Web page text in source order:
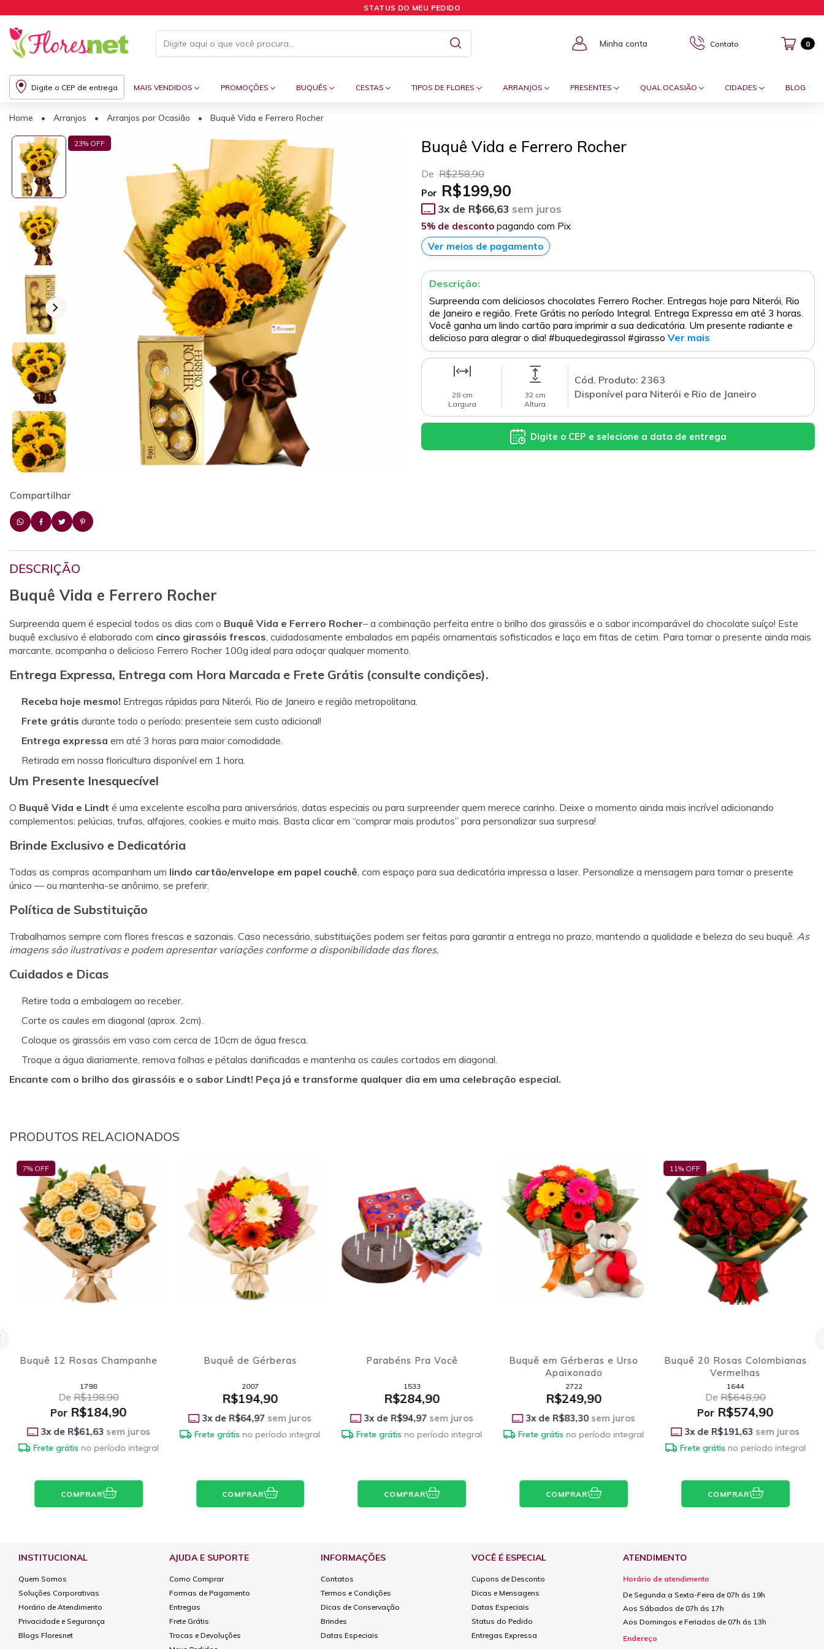
STATUS DO MEU PEDIDO
Minha conta Contato 0
Digite o CEP de entrega MAIS VENDIDOS PROMOÇÕES BUQUÊS CESTAS TIPOS DE FLORES ARRANJOS PRESENTES QUAL OCASIÃO CIDADES BLOG
Home • Arranjos • Arranjos por Ocasião • Buquê Vida e Ferrero Rocher
23% OFF
Compartilhar
Buquê Vida e Ferrero Rocher
De R$258,90
Por R$199,90
3x de R$66,63 sem juros
5% de desconto pagando com Pix
Ver meios de pagamento
Descrição:
Surpreenda com deliciosos chocolates Ferrero Rocher. Entregas hoje para Niterói, Rio
de Janeiro e região. Frete Grátis no período Integral. Entrega Expressa em até 3 horas.
Você ganha um lindo cartão para imprimir a sua dedicatória. Um presente radiante e
delicioso para alegrar o dia! #buquedegirassol #girasso Ver mais
28 cm
Largura
32 cm
Altura
Cód. Produto: 2363
Disponível para Niterói e Rio de Janeiro
Digite o CEP e selecione a data de entrega
DESCRIÇÃO
Buquê Vida e Ferrero Rocher
Surpreenda quem é especial todos os dias com o Buquê Vida e Ferrero Rocher– a combinação perfeita entre o brilho dos girassóis e o sabor incomparável do chocolate suíço! Este
buquê exclusivo é elaborado com cinco girassóis frescos, cuidadosamente embalados em papéis ornamentais sofisticados e laço em fitas de cetim. Para tornar o presente ainda mais
marcante, acompanha o delicioso Ferrero Rocher 100g ideal para adoçar qualquer momento.
Entrega Expressa, Entrega com Hora Marcada e Frete Grátis (consulte condições).
Receba hoje mesmo! Entregas rápidas para Niterói, Rio de Janeiro e região metropolitana.
Frete grátis durante todo o período: presenteie sem custo adicional!
Entrega expressa em até 3 horas para maior comodidade.
Retirada em nossa floricultura disponível em 1 hora.
Um Presente Inesquecível
O Buquê Vida e Lindt é uma excelente escolha para aniversários, datas especiais ou para surpreender quem merece carinho. Deixe o momento ainda mais incrível adicionando
complementos: pelúcias, trufas, alfajores, cookies e muito mais. Basta clicar em “comprar mais produtos” para personalizar sua surpresa!
Brinde Exclusivo e Dedicatória
Todas as compras acompanham um lindo cartão/envelope em papel couchê, com espaço para sua dedicatória impressa a laser. Personalize a mensagem para tornar o presente
único — ou mantenha-se anônimo, se preferir.
Política de Substituição
Trabalhamos sempre com flores frescas e sazonais. Caso necessário, substituições podem ser feitas para garantir a entrega no prazo, mantendo a qualidade e beleza do seu buquê. As
imagens são ilustrativas e podem apresentar variações conforme a disponibilidade das flores.
Cuidados e Dicas
Retire toda a embalagem ao receber.
Corte os caules em diagonal (aprox. 2cm).
Coloque os girassóis em vaso com cerca de 10cm de água fresca.
Troque a água diariamente, remova folhas e pétalas danificadas e mantenha os caules cortados em diagonal.
Encante com o brilho dos girassóis e o sabor Lindt! Peça já e transforme qualquer dia em uma celebração especial.
PRODUTOS RELACIONADOS
Buquê de Gérberas
2007
R$194,90
x de R$64,97sem juros
Frete grátis no período integral
COMPRAR
Parabéns Pra Você
1533
R$284,90
3x de R$94,97 sem juros
Frete grátis no período integral
COMPRAR
Buquê em Gérberas e Urso
2722
R$249,90
3x de R$83,30 sem juros
Frete grátis no período integral
COMPRAR
Buquê 20 Rosas Colombianas
Vermelhas
1644
De R$648,90
Por R$574,90
3x de R$191,63sem juros
COMPRAR
Flores Humaitá
1475
R$248,90
x de R$82,97sem juros
Frete grátis no período integral
COMPRAR
INSTITUCIONAL
Quem Somos
Soluções Corporativas
Horário de Atendimento
Privacidade e Segurança
Blogs Floresnet
AJUDA E SUPORTE
Como Comprar
Formas de Pagamento
Entregas
Frete Grátis
Trocas e Devoluções
INFORMAÇÕES
Contatos
Termos e Condições
Dicas de Conservação
Brindes
Datas Especiais
VOCÊ É ESPECIAL
Cupons de Desconto
Dicas e Mensagens
Datas Especiais
Status do Pedido
Entregas Expressa
ATENDIMENTO
Horário de atendimento
De Segunda a Sexta-Feira de 07h ás 19h
Aos Sábados de 07h ás 17h
Aos Domingos e Feriados de 07h ás 13h
Endereço